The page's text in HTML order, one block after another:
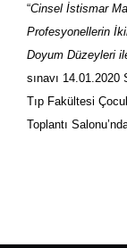
“Cinsel İstismar
Profesyonellerin
Doyum Düzeyleri
sınavı
Tıp Fakültesi
Toplantı